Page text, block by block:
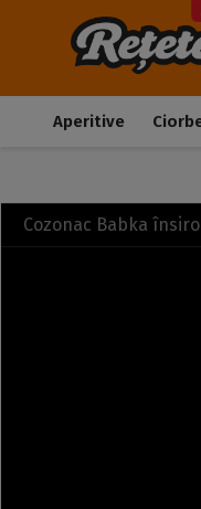
Aperitive
Cozonac Babka